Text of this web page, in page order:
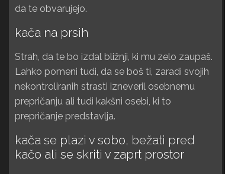
da te obvarujejo.
kača na prsih
Strah, da te bo izdal bližnji, ki mu zelo zaupaš.
Lahko pomeni tudi, da se boš ti, zaradi svojih
nekontroliranih strasti izneveril osebnemu
prepričanju ali tudi kakšni osebi, ki to
prepričanje predstavlja.
kača se plazi v sobo, bežati pred
kačo ali se skriti v zaprt prostor